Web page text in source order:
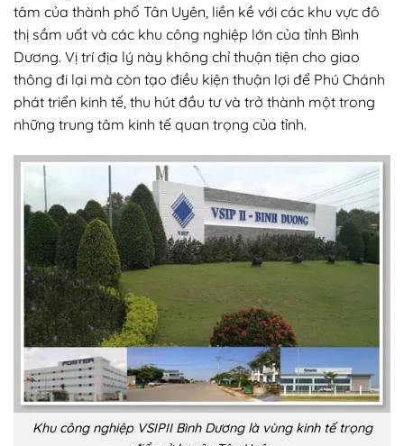
tâm của thành phố Tân Uyên, liền kề với các khu vực đô
thị sầm uất và các khu công nghiệp lớn của tỉnh Bình
Dương. Vị trí địa lý này không chỉ thuận tiện cho giao
thông đi lại mà còn tạo điều kiện thuận lợi để Phú Chánh
phát triển kinh tế, thu hút đầu tư và trở thành một trong
những trung tâm kinh tế quan trọng của tỉnh.
Khu công nghiệp VSIPII Bình Dương là vùng kinh tế trọng